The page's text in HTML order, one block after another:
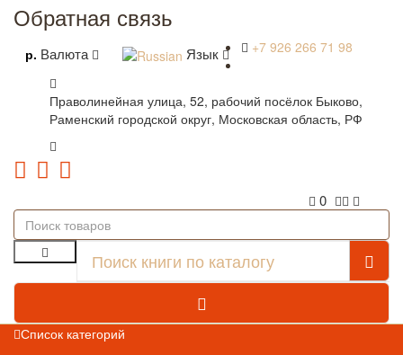
Обратная связь
р. Валюта Язык +7 926 266 71 98
Праволинейная улица, 52, рабочий посёлок Быково,
Раменский городской округ, Московская область, РФ
0
Список категорий